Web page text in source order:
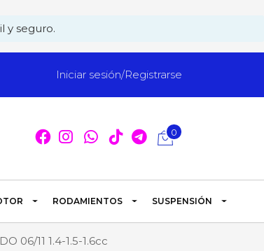
y seguro.
Iniciar sesión/Registrarse
0
RODAMIENTOS SUSPENSIÓN
06/11 1.4-1.5-1.6cc